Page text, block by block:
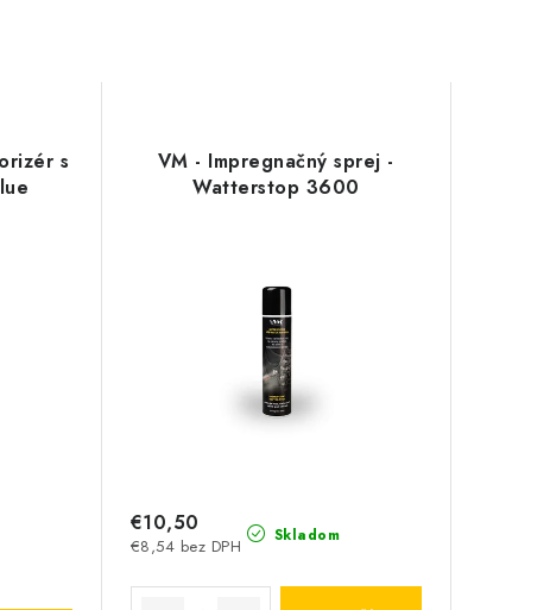
s
VM - Impregnačný sprej -
Watterstop 3600
Skladom
€8,54 bez DPH
€10,50